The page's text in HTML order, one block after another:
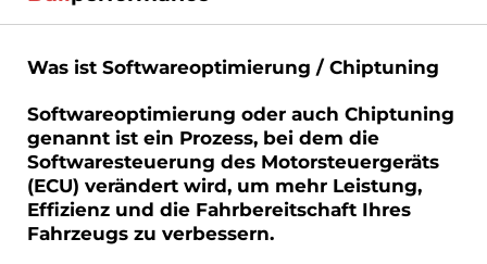
Was ist Softwareoptimierung / Chiptuning
Softwareoptimierung oder auch Chiptuning
genannt ist ein Prozess, bei dem die
Softwaresteuerung des Motorsteuergeräts
(ECU) verändert wird, um mehr Leistung,
Effizienz und die Fahrbereitschaft Ihres
Fahrzeugs zu verbessern.